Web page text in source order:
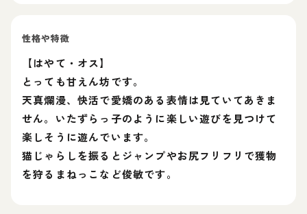
性格や特徴
【はやて・オス】
とっても甘えん坊です。
天真爛漫、快活で愛嬌のある表情は見ていてあきま
せん。いたずらっ子のように楽しい遊びを見つけて
楽しそうに遊んでいます。
猫じゃらしを振るとジャンプやお尻フリフリで獲物
を狩るまねっこなど俊敏です。